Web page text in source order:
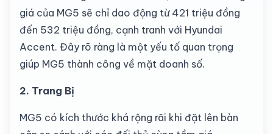
giá của MG5 sẽ chỉ dao động từ 421 triệu đồng
đến 532 triệu đồng, cạnh tranh với Hyundai
Accent. Đây rõ ràng là một yếu tố quan trọng
giúp MG5 thành công về mặt doanh số.
2. Trang Bị
MG5 có kích thước khá rộng rãi khi đặt lên bàn